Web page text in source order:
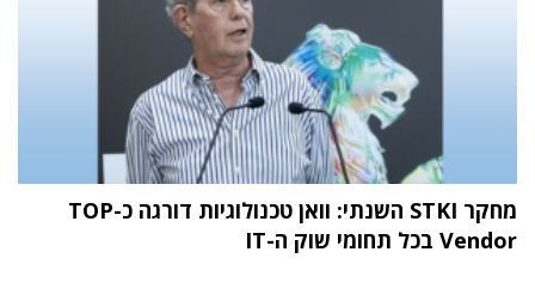
מחקר STKI השנתי: וואן טכנולוגיות דורגה כ-TOP
Vendor בכל תחומי שוק ה-IT